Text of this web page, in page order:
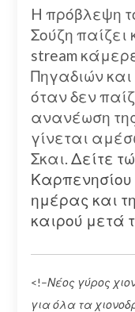
H πρόβλεψη
Σούζη παίζει
stream
Πηγαδιών
όταν δεν
ανανέωση
γίνεται
Σκαι. Δείτε
Καρπενησίου
ημέρας και
καιρού μετά
<!–Νέος γύρος
για όλα τα